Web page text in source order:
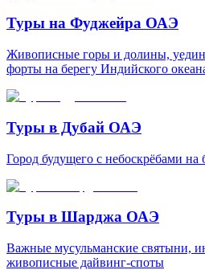
Туры на Фуджейра ОАЭ
Живописные горы и долины,
форты на берегу Индийского
Туры в Дубай ОАЭ
Город будущего с небоскрёбами на
Туры в Шарджа ОАЭ
Важные мусульманские святыни,
живописные дайвинг-споты